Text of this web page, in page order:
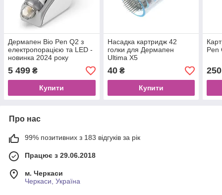
Дермапен Bio Pen Q2 з
електропорацією та LED -
новинка 2024 року
5 499 ₴
Купити
Насадка картридж 42
голки для Дермапен
Ultima X5
40₴
Купити
Pen
250
Про нас
99% позитивних з 183 відгуків за рік
Працює з 29.06.2018
м. Черкаси
Черкаси, Україна